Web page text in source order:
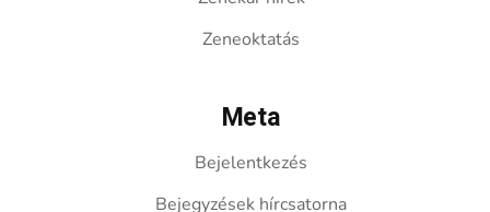
Zeneoktatás
Meta
Bejelentkezés
Bejegyzések hírcsatorna